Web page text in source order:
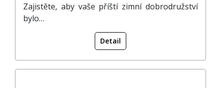
Zajistěte, aby vaše příští zimní dobrodružství
bylo…
Detail